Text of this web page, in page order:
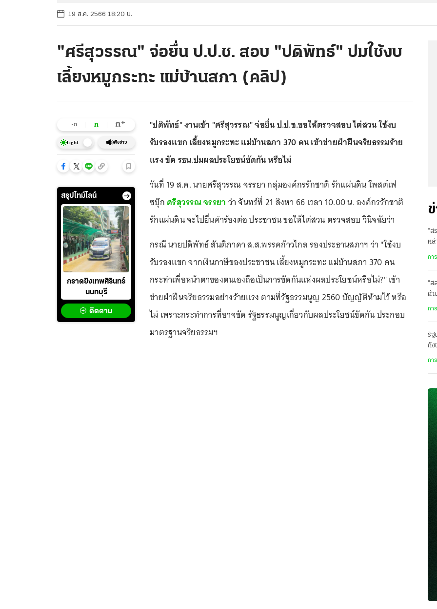
19 ส.ค. 2566 18:20 น.
"ศรีสุวรรณ" จ่อยื่น ป.ป.ช. สอบ "ปดิพัทธ์" ปมใช้งบ
เลี้ยงหมูกระทะ แม่บ้านสภา (คลิป)
-ก ก ก+
Light ฟังข่าว
สรุปไทม์ไลน์
กราดยิงเทพศิรินทร์
นนทบุรี
ติดตาม
"ปดิพัทธ์" งานเข้า "ศรีสุวรรณ" จ่อยื่น ป.ป.ช.ขอให้ตรวจสอบ ไต่สวน ใช้งบ
รับรองแขก เลี้ยงหมูกระทะ แม่บ้านสภา 370 คน เข้าข่ายฝ่าฝืนจริยธรรมร้าย
แรง ขัด รธน.ปมผลประโยชน์ขัดกัน หรือไม่
วันที่ 19 ส.ค. นายศรีสุวรรณ จรรยา กลุ่มองค์กรรักชาติ รักแผ่นดิน โพสต์เฟ
ซบุ๊ก ศรีสุวรรณ จรรยา ว่า จันทร์ที่ 21 สิงหา 66 เวลา 10.00 น. องค์กรรักชาติ
รักแผ่นดิน จะไปยื่นคำร้องต่อ ประชาชน ขอให้ไต่สวน ตรวจสอบ วินิจฉัยว่า
กรณี นายปดิพัทธ์ สันติภาดา ส.ส.พรรคก้าวไกล รองประธานสภาฯ ว่า "ใช้งบ
รับรองแขก จากเงินภาษีของประชาชน เลี้ยงหมูกระทะ แม่บ้านสภา 370 คน
กระทำเพื่อหน้าตาของตนเองถือเป็นการขัดกันแห่งผลประโยชน์หรือไม่?" เข้า
ข่ายฝ่าฝืนจริยธรรมอย่างร้ายแรง ตามที่รัฐธรรมนูญ 2560 บัญญัติห้ามไว้ หรือ
ไม่ เพราะกระทำการที่อาจขัด รัฐธรรมนูญเกี่ยวกับผลประโยชน์ขัดกัน ประกอบ
มาตรฐานจริยธรรมฯ
“ส
หล่
ใ
กา
“ส
ด้า
เ
กา
รัฐ
ถัง
ป
กา